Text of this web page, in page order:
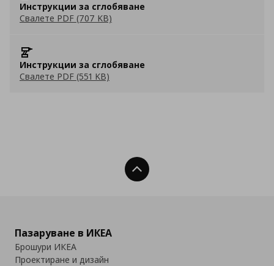
Инструкции за сглобяване
Свалете PDF (707 KB)
Инструкции за сглобяване
Свалете PDF (551 KB)
Нагоре
Пазаруване в ИКЕА
Брошури ИКЕА
Проектиране и дизайн